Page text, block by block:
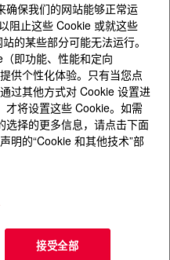
Acrylate Copolymer
acrylate. It is
in conventional extrusion
polyethylene type resins.
确保我们的网站能够正常运
阻止这些 Cookie 或就这些
的某些部分可能无法运行。
即功能、性能和定向
供个性化体验。只有当您点
过其他方式对 Cookie 设置进
才将设置这些 Cookie。如需
选择的更多信息，请点击下面
明的“Cookie 和其他技术”部
接受全部